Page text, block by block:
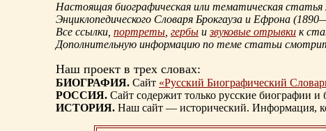
Настоящая биографическая или тематическая статья
Энциклопедического Словаря Брокгауза и Ефрона
Все ссылки, портреты, гербы и звуковые отрывки к
Дополнительную информацию по теме статьи
Наш проект в трех словах:
БИОГРАФИЯ. Сайт «Русский Биографический
РОССИЯ. Сайт содержит только русские биографии
ИСТОРИЯ. Наш сайт — исторический. Информация,